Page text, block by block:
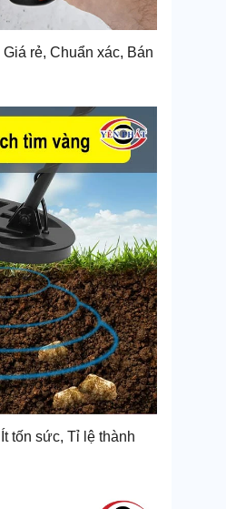
rẻ, Chuẩn xác, Bán
tốn sức, Tỉ lệ thành